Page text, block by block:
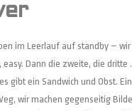
im Leerlauf auf standby – wir
easy. Dann die zweite, die dritte
gibt ein Sandwich und Obst.
wir machen gegenseitig